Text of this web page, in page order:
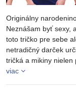
Originálny
Neznášam byť sexy,
toto tričko pre sebe
netradičný darček
tričká a mikiny nielen
viac